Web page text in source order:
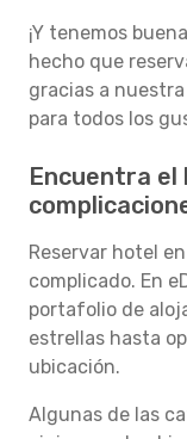
¡Y tenemos
hecho que
gracias a
para todos los
Encuentra el
Reservar hotel
complicado. En
portafolio de
estrellas hasta
ubicación.
Algunas de las